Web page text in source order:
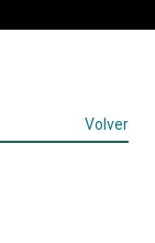
Volver